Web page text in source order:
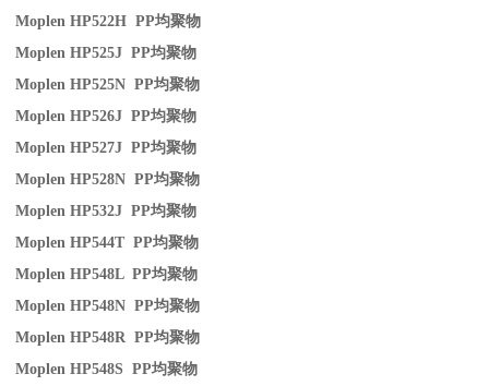
Moplen HP522H PP均聚物
Moplen HP525J PP均聚物
Moplen HP525N PP均聚物
Moplen HP526J PP均聚物
Moplen HP527J PP均聚物
Moplen HP528N PP均聚物
Moplen HP532J PP均聚物
Moplen HP544T PP均聚物
Moplen HP548L PP均聚物
Moplen HP548N PP均聚物
Moplen HP548R PP均聚物
Moplen HP548S PP均聚物